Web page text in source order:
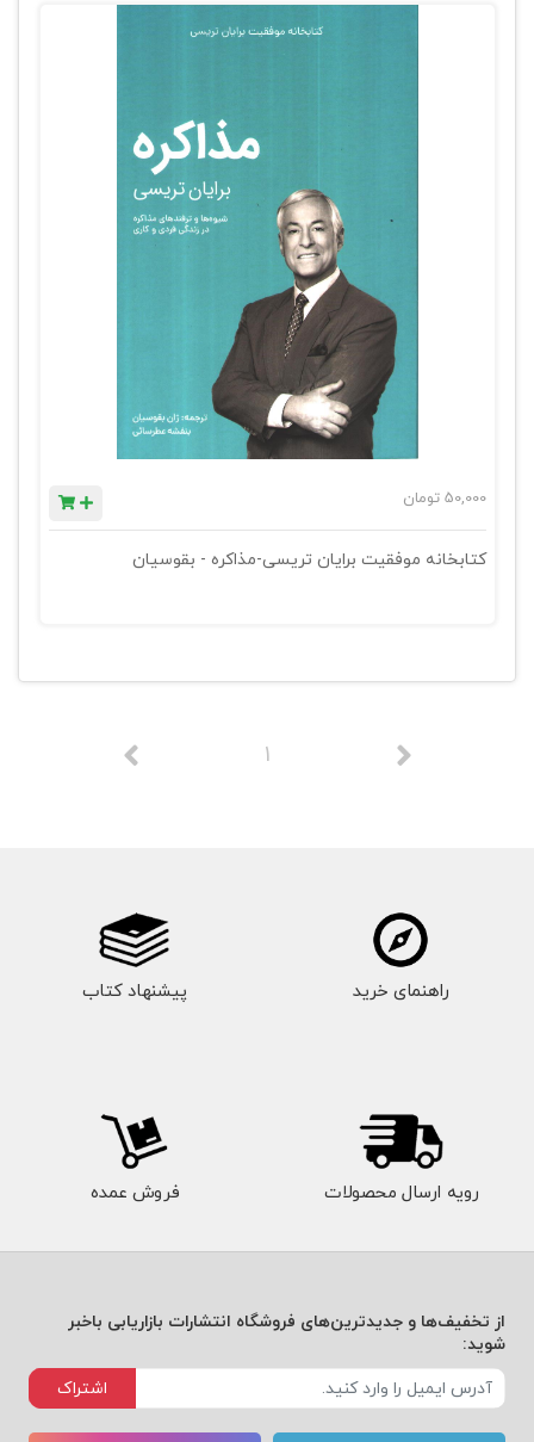
50,000 تومان
کتابخانه موفقیت برایان تریسی-مذاکره - بقوسیان
1
راهنمای خرید پیشنهاد کتاب
رویه ارسال محصولات فروش عمده
از تخفیف‌ها و جدیدترین‌های فروشگاه انتشارات بازاریابی باخبر
شوید:
اشتراک